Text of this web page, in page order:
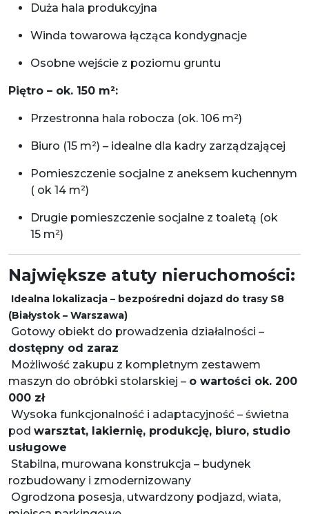
Duża hala produkcyjna
Winda towarowa łącząca kondygnacje
Osobne wejście z poziomu gruntu
Piętro – ok. 150 m²:
Przestronna hala robocza (ok. 106 m²)
Biuro (15 m²) – idealne dla kadry zarządzającej
Pomieszczenie socjalne z aneksem kuchennym
( ok 14 m²)
Drugie pomieszczenie socjalne z toaletą (ok
15 m²)
Największe atuty nieruchomości:
Idealna lokalizacja – bezpośredni dojazd do trasy S8
(Białystok – Warszawa)
Gotowy obiekt do prowadzenia działalności –
dostępny od zaraz
Możliwość zakupu z kompletnym zestawem
maszyn do obróbki stolarskiej – o wartości ok. 200
000 zł
Wysoka funkcjonalność i adaptacyjność – świetna
pod warsztat, lakiernię, produkcję, biuro, studio
usługowe
Stabilna, murowana konstrukcja – budynek
rozbudowany i zmodernizowany
Ogrodzona posesja, utwardzony podjazd, wiata,